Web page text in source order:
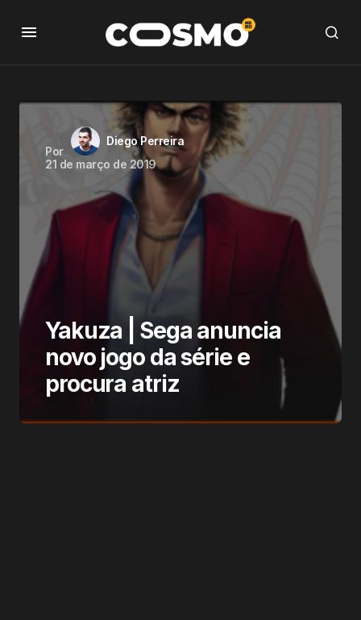
Por
Diego Perreira
21 de março de 2019
Yakuza | Sega anuncia
novo jogo da série e
procura atriz